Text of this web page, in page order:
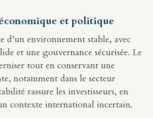
et politique
d’un environnement stable, avec
et une gouvernance sécurisée. Le
tout en conservant une
notamment dans le secteur
rassure les investisseurs, en
contexte international incertain.